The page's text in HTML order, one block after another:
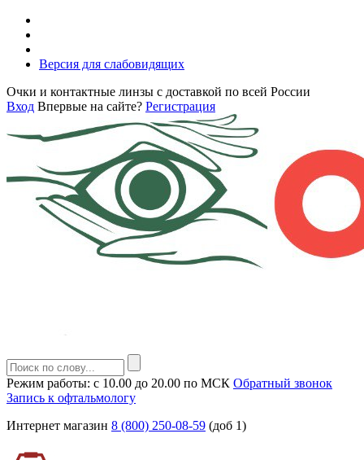
Версия для слабовидящих
Очки и контактные линзы с доставкой по всей России
Вход Впервые на сайте? Регистрация
Режим работы: с 10.00 до 20.00 по МСК Обратный звонок
Запись к офтальмологу
Интернет магазин 8 (800) 250-08-59 (доб 1)